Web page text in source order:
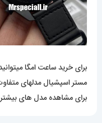
برای خرید ساعت امگا
مستر اسپشیال مدلهای
برای مشاهده مدل های